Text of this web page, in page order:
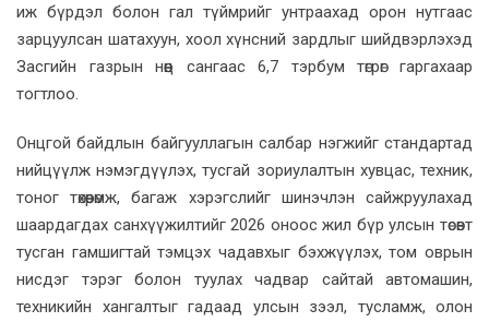
иж бүрдэл болон гал түймрийг унтраахад орон нутгаас
зарцуулсан шатахуун, хоол хүнсний зардлыг шийдвэрлэхэд
Засгийн газрын нөөц сангаас 6,7 тэрбум төгрөг гаргахаар
тогтлоо.
Онцгой байдлын байгууллагын салбар нэгжийг стандартад
нийцүүлж нэмэгдүүлэх, тусгай зориулалтын хувцас, техник,
тоног төхөөрөмж, багаж хэрэгслийг шинэчлэн сайжруулахад
шаардагдах санхүүжилтийг 2026 оноос жил бүр улсын төсөвт
тусган гамшигтай тэмцэх чадавхыг бэхжүүлэх, том оврын
нисдэг тэрэг болон туулах чадвар сайтай автомашин,
техникийн хангалтыг гадаад улсын зээл, тусламж, олон